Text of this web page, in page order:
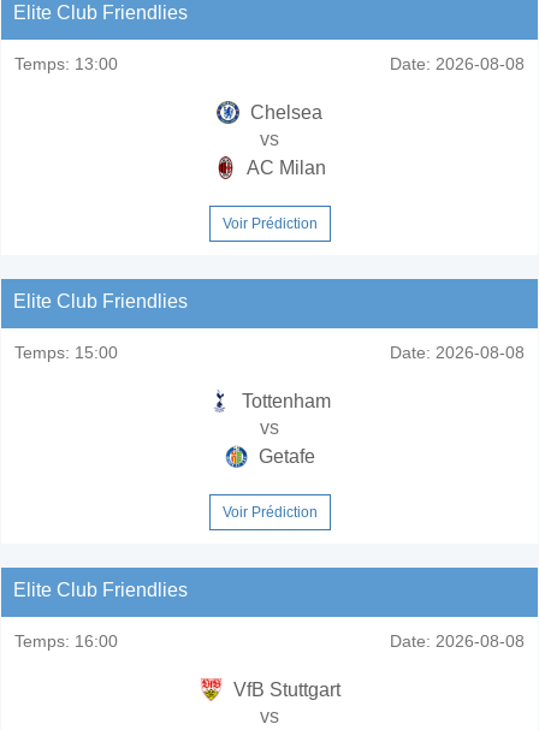
Elite Club Friendlies
Temps: 13:00 Date: 2026-08-08
Chelsea
vs
AC Milan
Voir Prédiction
Elite Club Friendlies
Temps: 15:00 Date: 2026-08-08
Tottenham
vs
Getafe
Voir Prédiction
Elite Club Friendlies
Temps: 16:00 Date: 2026-08-08
VfB Stuttgart
vs